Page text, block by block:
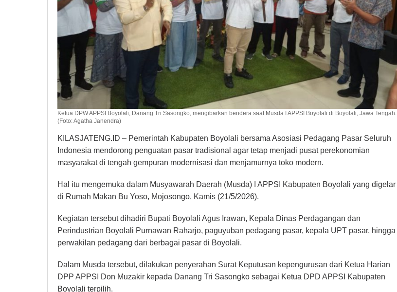
Ketua DPW APPSI Boyolali, Danang Tri Sasongko, mengibarkan bendera saat Musda I APPSI Boyolali di Boyolali, Jawa Tengah.
(Foto: Agatha Janendra)
KILASJATENG.ID – Pemerintah Kabupaten Boyolali bersama Asosiasi Pedagang Pasar Seluruh
Indonesia mendorong penguatan pasar tradisional agar tetap menjadi pusat perekonomian
masyarakat di tengah gempuran modernisasi dan menjamurnya toko modern.
Hal itu mengemuka dalam Musyawarah Daerah (Musda) I APPSI Kabupaten Boyolali yang digelar
di Rumah Makan Bu Yoso, Mojosongo, Kamis (21/5/2026).
Kegiatan tersebut dihadiri Bupati Boyolali Agus Irawan, Kepala Dinas Perdagangan dan
Perindustrian Boyolali Purnawan Raharjo, paguyuban pedagang pasar, kepala UPT pasar, hingga
perwakilan pedagang dari berbagai pasar di Boyolali.
Dalam Musda tersebut, dilakukan penyerahan Surat Keputusan kepengurusan dari Ketua Harian
DPP APPSI Don Muzakir kepada Danang Tri Sasongko sebagai Ketua DPD APPSI Kabupaten
Boyolali terpilih.